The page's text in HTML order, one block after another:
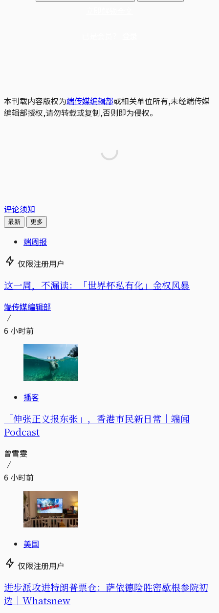
本刊载内容版权为端传媒编辑部或相关单位所有,未经端传媒
编辑部授权,请勿转载或复制,否则即为侵权。
评论须知
最新 更多
端周报
仅限注册用户
这一周，不漏读：「世界杯私有化」金权风暴
端传媒编辑部
6 小时前
播客
「伸张正义报东张」，香港市民新日常｜端闻
Podcast
曾雪雯
6 小时前
美国
仅限注册用户
进步派攻进特朗普票仓：萨依德险胜密歇根参院初
选｜Whatsnew